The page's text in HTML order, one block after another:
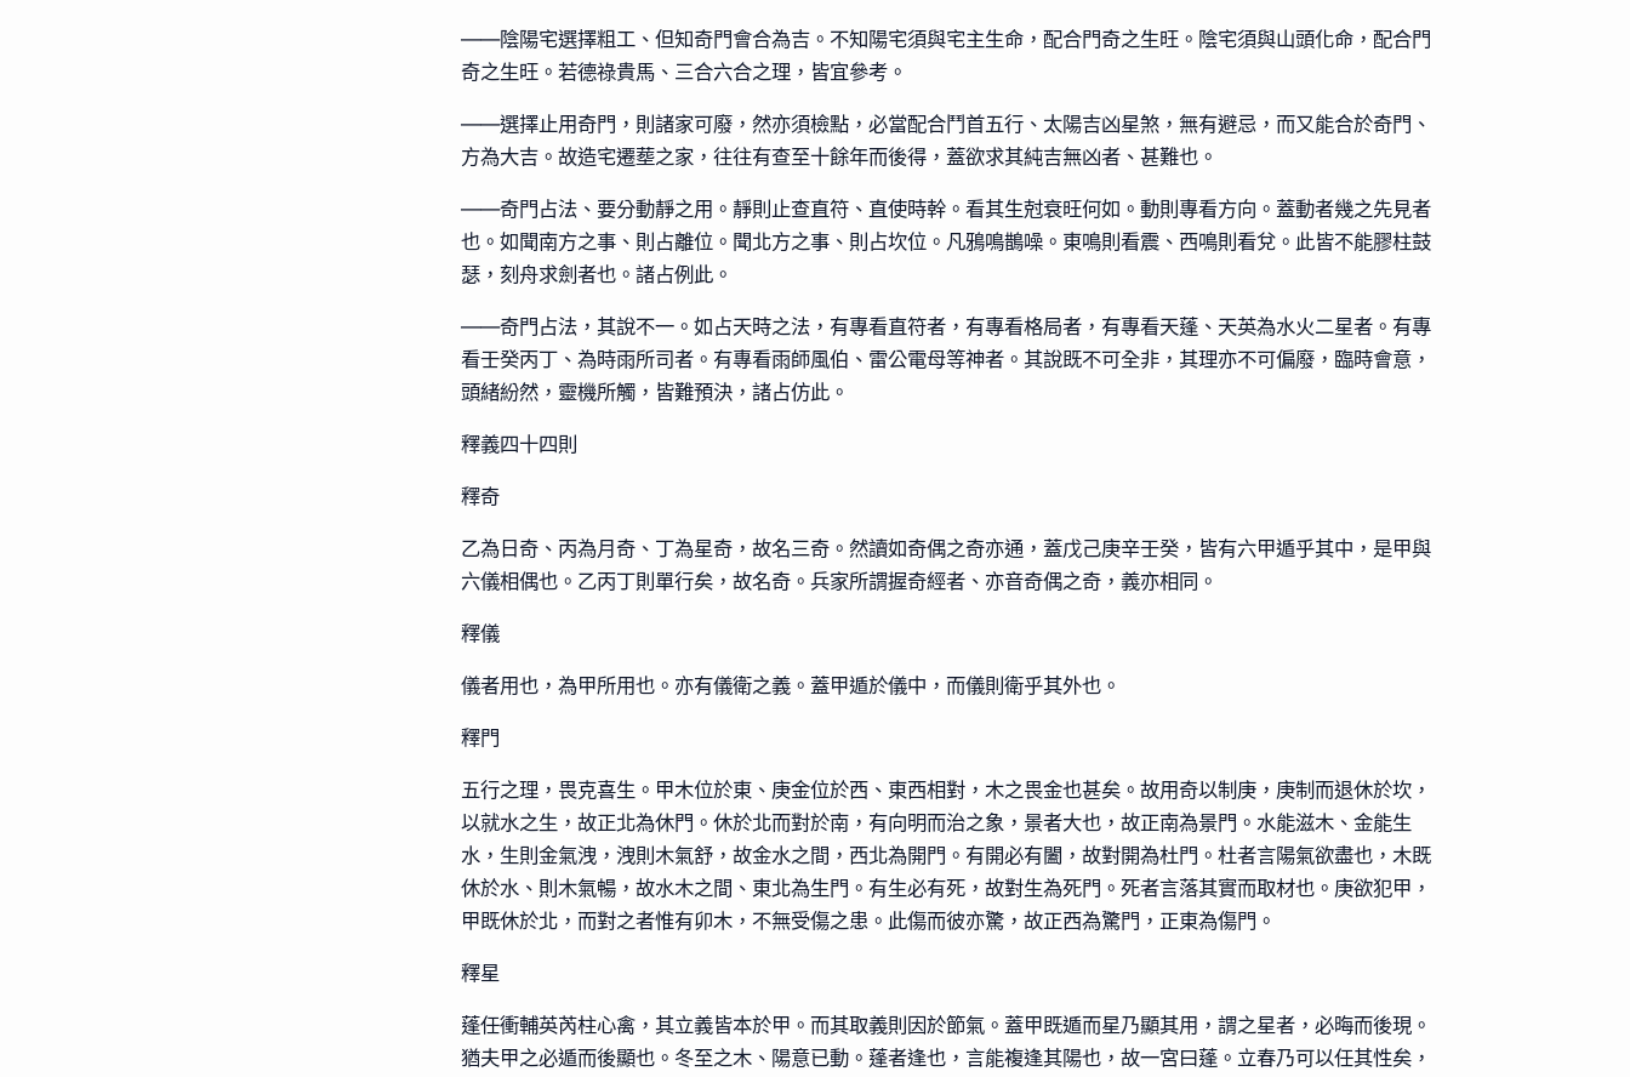
——陰陽宅選擇粗工、但知奇門會合為吉。不知陽宅須與宅主生命，配合門奇之生旺。陰宅須與山頭化命，配合門
奇之生旺。若德祿貴馬、三合六合之理，皆宜參考。
——選擇止用奇門，則諸家可廢，然亦須檢點，必當配合鬥首五行、太陽吉凶星煞，無有避忌，而又能合於奇門、
方為大吉。故造宅遷塟之家，往往有查至十餘年而後得，蓋欲求其純吉無凶者、甚難也。
——奇門占法、要分動靜之用。靜則止查直符、直使時幹。看其生尅衰旺何如。動則專看方向。蓋動者幾之先見者
也。如聞南方之事、則占離位。聞北方之事、則占坎位。凡鴉鳴鵲噪。東鳴則看震、西鳴則看兌。此皆不能膠柱鼓
瑟，刻舟求劍者也。諸占例此。
——奇門占法，其說不一。如占天時之法，有專看直符者，有專看格局者，有專看天蓬、天英為水火二星者。有專
看壬癸丙丁、為時雨所司者。有專看雨師風伯、雷公電母等神者。其說既不可全非，其理亦不可偏廢，臨時會意，
頭緒紛然，靈機所觸，皆難預決，諸占仿此。
釋義四十四則
釋奇
乙為日奇、丙為月奇、丁為星奇，故名三奇。然讀如奇偶之奇亦通，蓋戊己庚辛壬癸，皆有六甲遁乎其中，是甲與
六儀相偶也。乙丙丁則單行矣，故名奇。兵家所謂握奇經者、亦音奇偶之奇，義亦相同。
釋儀
儀者用也，為甲所用也。亦有儀衛之義。蓋甲遁於儀中，而儀則衛乎其外也。
釋門
五行之理，畏克喜生。甲木位於東、庚金位於西、東西相對，木之畏金也甚矣。故用奇以制庚，庚制而退休於坎，
以就水之生，故正北為休門。休於北而對於南，有向明而治之象，景者大也，故正南為景門。水能滋木、金能生
水，生則金氣洩，洩則木氣舒，故金水之間，西北為開門。有開必有闔，故對開為杜門。杜者言陽氣欲盡也，木既
休於水、則木氣暢，故水木之間、東北為生門。有生必有死，故對生為死門。死者言落其實而取材也。庚欲犯甲，
甲既休於北，而對之者惟有卯木，不無受傷之患。此傷而彼亦驚，故正西為驚門，正東為傷門。
釋星
蓬任衝輔英芮柱心禽，其立義皆本於甲。而其取義則因於節氣。蓋甲既遁而星乃顯其用，謂之星者，必晦而後現。
猶夫甲之必遁而後顯也。冬至之木、陽意已動。蓬者逢也，言能複逢其陽也，故一宮曰蓬。立春乃可以任其性矣，